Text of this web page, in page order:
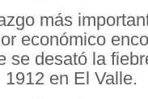
más
económico
se desató la
en El Valle.